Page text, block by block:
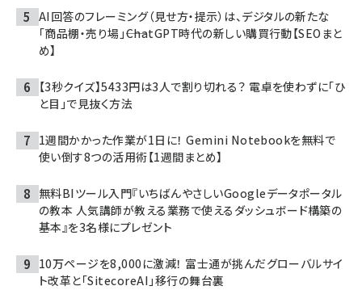
AI回答のフレーミング（見せ方・提示）は、デジタルの新たな
「商品棚・売り場」――ChatGPT時代の新しい購買行動【SEOまと
め】
【3秒クイズ】5433円は3人で割り切れる？ 電卓を使わずに「ひ
と目」で見抜く方法
1週間かかった作業が1日に！ Gemini Notebookを無料で
使い倒す8つの活用術【1週間まとめ】
無料BIツール入門『いちばんやさしいGoogleデータポータル
の教本 人気講師が教える業務で使えるダッシュボード構築の
基本』を3名様にプレゼント
10万ページを8,000に激減！ 富士通が挑んだグローバルサイ
ト改革と「SitecoreAI」移行の舞台裏